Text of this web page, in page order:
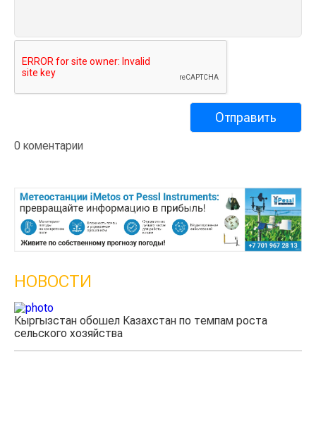
0 коментарии
НОВОСТИ
Кыргызстан обошел Казахстан по темпам роста
сельского хозяйства